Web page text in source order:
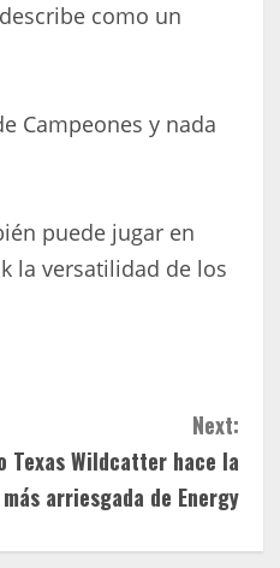
como un
Campeones y nada
puede jugar en
la versatilidad de los
Next:
Texas Wildcatter hace la
arriesgada de Energy